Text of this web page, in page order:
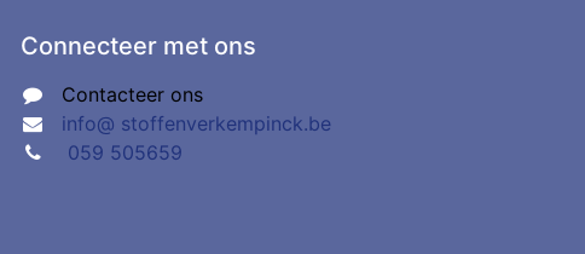
Connecteer met ons
Contacteer ons
info@ stoffenverkempinck.be
059 505659